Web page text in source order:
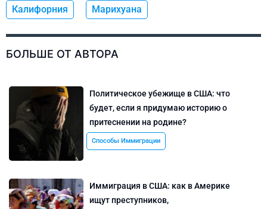
Калифорния Марихуана
БОЛЬШЕ ОТ АВТОРА
Политическое убежище в США: что
будет, если я придумаю историю о
притеснении на родине?
Способы Иммиграции
Иммиграция в США: как в Америке
ищут преступников,